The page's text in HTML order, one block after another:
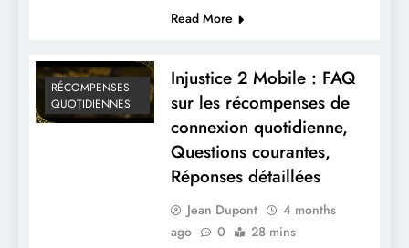
Read More
RÉCOMPENSES
QUOTIDIENNES
Injustice 2 Mobile : FAQ
sur les récompenses de
connexion quotidienne,
Questions courantes,
Réponses détaillées
Jean Dupont
4 months
ago
0 28 mins